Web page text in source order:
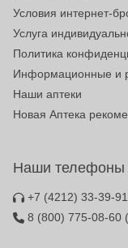
Условия интернет-
Услуга
Политика
Информационные и
Наши аптеки
Новая Аптека
Наши телефоны
+7 (4212) 33-39-91
8 (800) 775-08-60